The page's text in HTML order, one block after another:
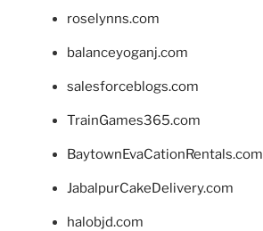
roselynns.com
balanceyoganj.com
salesforceblogs.com
TrainGames365.com
BaytownEvaCationRentals.com
JabalpurCakeDelivery.com
halobjd.com